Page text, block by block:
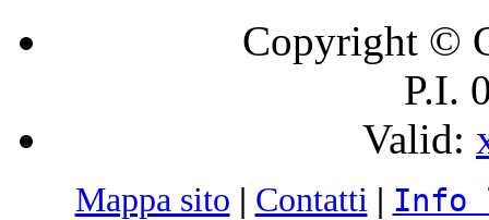
Copyright ©
P.I.
Valid:
Mappa sito | Contatti | Info